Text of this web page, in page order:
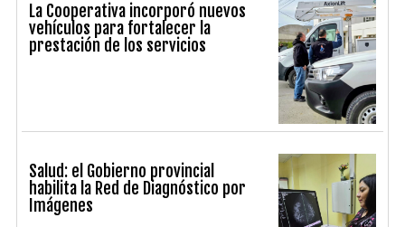
La Cooperativa incorporó nuevos
vehículos para fortalecer la
prestación de los servicios
Salud: el Gobierno provincial
habilita la Red de Diagnóstico por
Imágenes